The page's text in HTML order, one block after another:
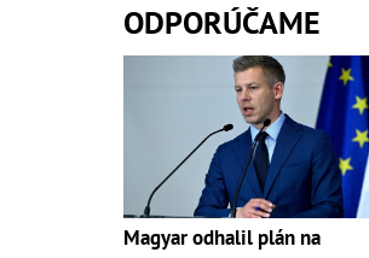
ODPORÚČAME
Magyar odhalil plán na